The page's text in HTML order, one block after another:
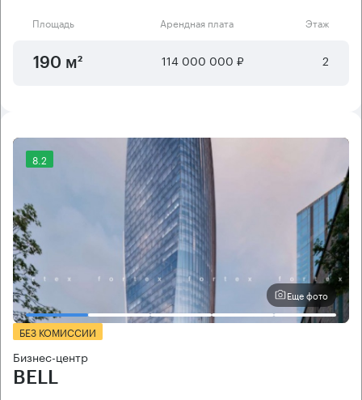
Площадь Арендная плата Этаж
190 м² 114 000 000 ₽ 2
8.2
Еще фото
БЕЗ КОМИССИИ
Бизнес-центр
BELL